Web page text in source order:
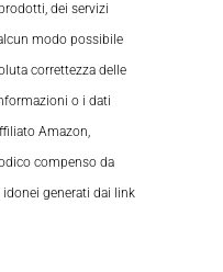
dei servizi
modo possibile
correttezza delle
o i dati
Amazon,
compenso da
generati dai link